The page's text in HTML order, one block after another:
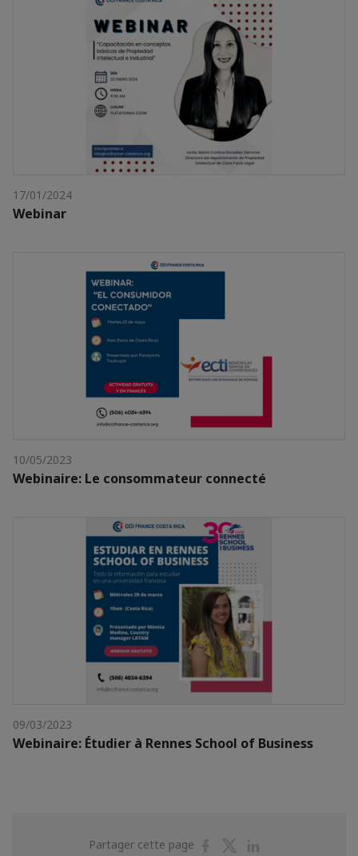
17/01/2024
Webinar
10/05/2023
Webinaire: Le consommateur connecté
09/03/2023
Webinaire: Étudier à Rennes School of Business
Partager cette page
PartagerPartager